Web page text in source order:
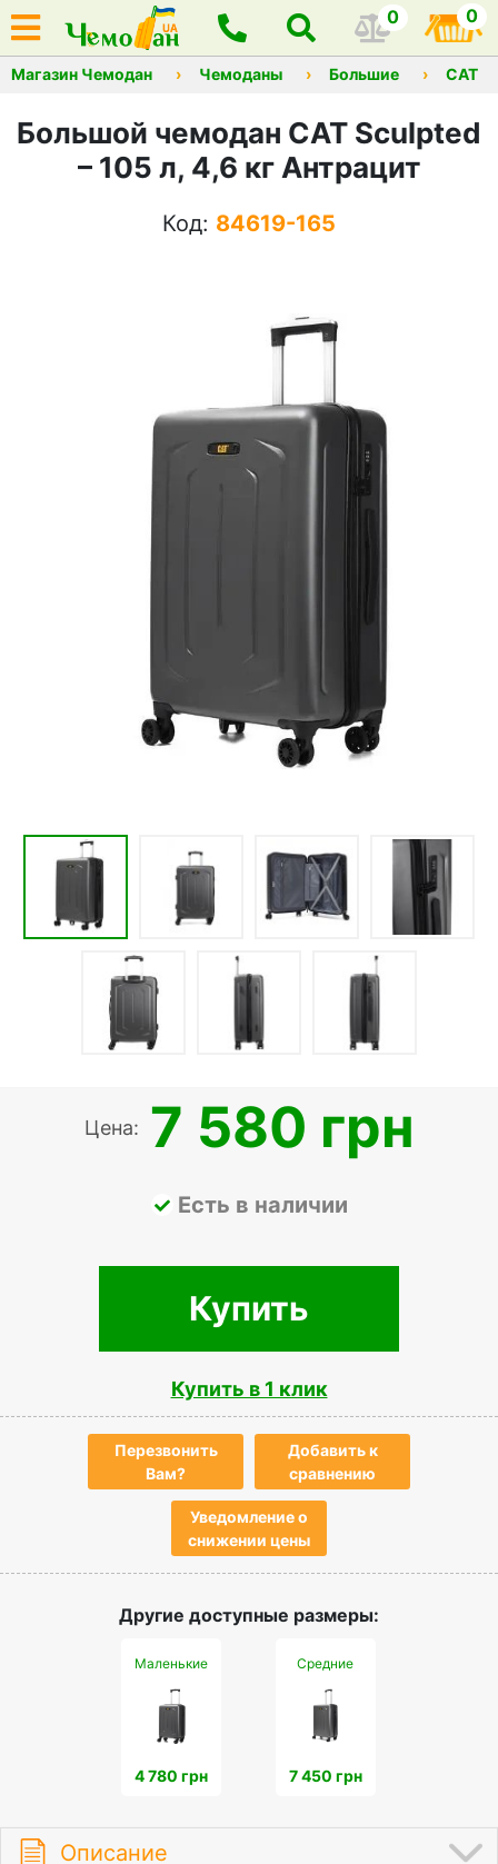
0 0
Магазин Чемодан Чемоданы Большие CAT
Большой чемодан CAT Sculpted
– 105 л, 4,6 кг Антрацит
Код: 84619-165
Цена: 7 580 грн
Есть в наличии
Купить
Купить в 1 клик
Перезвонить
Вам?
Добавить к
сравнению
Уведомление о
снижении цены
Другие доступные размеры:
Маленькие
4 780 грн
Средние
7 450 грн
Описание